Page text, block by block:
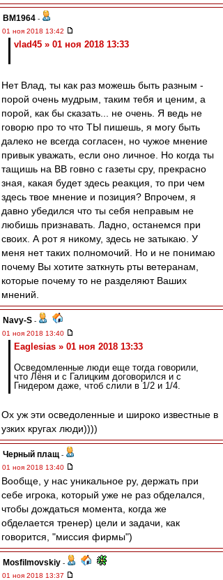
BM1964 -
01 ноя 2018 13:42
vlad45 » 01 ноя 2018 13:33
Нет Влад, ты как раз можешь быть разным -
порой очень мудрым, таким тебя и ценим, а
порой, как бы сказать... не очень. Я ведь не
говорю про то что ТЫ пишешь, я могу быть
далеко не всегда согласен, но чужое мнение
привык уважать, если оно личное. Но когда ты
тащишь на ВВ говно с газеты сру, прекрасно
зная, какая будет здесь реакция, то при чем
здесь твое мнение и позиция? Впрочем, я
давно убедился что ты себя неправым не
любишь признавать. Ладно, останемся при
своих. А рот я никому, здесь не затыкаю. У
меня нет таких полномочий. Но и не понимаю
почему Вы хотите заткнуть рты ветеранам,
которые почему то не разделяют Ваших
мнений.
Navy-S -
01 ноя 2018 13:40
Eaglesias » 01 ноя 2018 13:33
Осведомленные люди еще тогда говорили,
что Лёня и с Галицким договорился и с
Гнидером даже, чтоб слили в 1/2 и 1/4.
Ох уж эти осведоленные и широко известные в
узких кругах люди))))
Черный плащ -
01 ноя 2018 13:40
Вообще, у нас уникальное ру, держать при
себе игрока, который уже не раз обделался,
чтобы дождаться момента, когда же
обделается тренер) цели и задачи, как
говорится, "миссия фирмы")
Mosfilmovskiy -
01 ноя 2018 13:37